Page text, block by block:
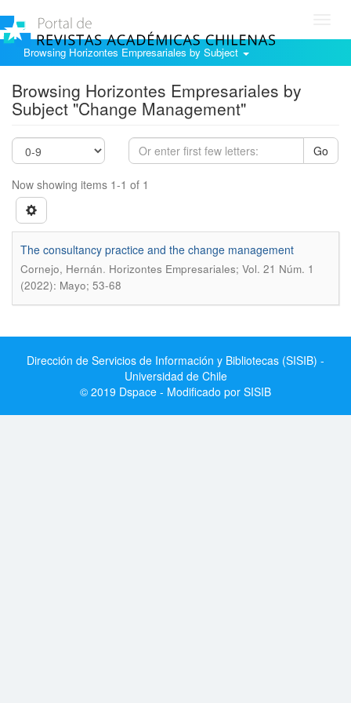
Browsing Horizontes Empresariales by Subject
Browsing Horizontes Empresariales by
Subject "Change Management"
Go
Now showing items 1-1 of 1
The consultancy practice and the change management
Cornejo, Hernán. Horizontes Empresariales; Vol. 21 Núm. 1
(2022): Mayo; 53-68
Dirección de Servicios de Información y Bibliotecas (SISIB) -
Universidad de Chile
© 2019 Dspace - Modificado por SISIB